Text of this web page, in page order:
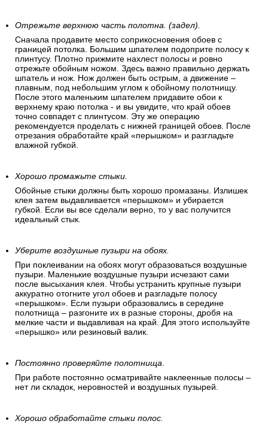
Отрежьте верхнюю часть полотна. (задел).
Сначала продавите место соприкосновения обоев с
границей потолка. Большим шпателем подоприте полосу к
плинтусу. Плотно прижмите нахлест полосы и ровно
отрежьте обойным ножом. Здесь важно правильно держать
шпатель и нож. Нож должен быть острым, а движение –
плавным, под небольшим углом к обойному полотнищу.
После этого маленьким шпателем придавите обои к
верхнему краю потолка - и вы увидите, что край обоев
точно совпадет с плинтусом. Эту же операцию
рекомендуется проделать с нижней границей обоев. После
отрезания обработайте край «перышком» и разгладьте
влажной губкой.
Хорошо промажьте стыки.
Обойные стыки должны быть хорошо промазаны. Излишек
клея затем выдавливается «перышком» и убирается
губкой. Если вы все сделали верно, то у вас получится
идеальный стык.
Уберите воздушные пузыри на обоях.
При поклеивании на обоях могут образоваться воздушные
пузыри. Маленькие воздушные пузыри исчезают сами
после высыхания клея. Чтобы устранить крупные пузыри
аккуратно отогните угол обоев и разгладьте полосу
«перышком». Если пузыри образовались в середине
полотнища – разгоните их в разные стороны, дробя на
мелкие части и выдавливая на край. Для этого используйте
«перышко» или резиновый валик.
Постоянно проверяйте полотнища.
При работе постоянно осматривайте наклеенные полосы –
нет ли складок, неровностей и воздушных пузырей.
Хорошо обработайте стыки полос.